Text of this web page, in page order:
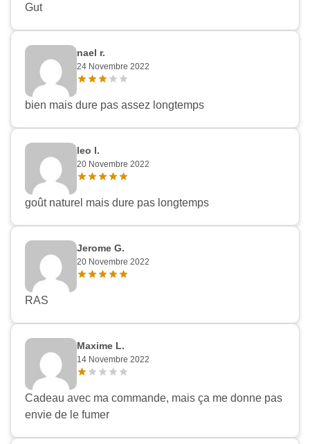
Gut
nael r.
24 Novembre 2022
bien mais dure pas assez longtemps
leo l.
20 Novembre 2022
goût naturel mais dure pas longtemps
Jerome G.
20 Novembre 2022
RAS
Maxime L.
14 Novembre 2022
Cadeau avec ma commande, mais ça me donne pas
envie de le fumer